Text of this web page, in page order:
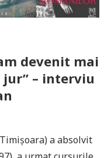
devenit mai
– interviu
a absolvit